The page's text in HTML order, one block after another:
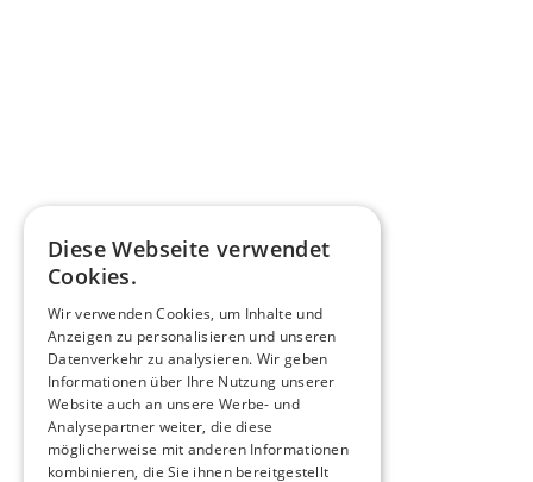
Diese Webseite verwendet
Cookies.
Wir verwenden Cookies, um Inhalte und
Anzeigen zu personalisieren und unseren
Datenverkehr zu analysieren. Wir geben
Informationen über Ihre Nutzung unserer
Website auch an unsere Werbe- und
Analysepartner weiter, die diese
möglicherweise mit anderen Informationen
kombinieren, die Sie ihnen bereitgestellt